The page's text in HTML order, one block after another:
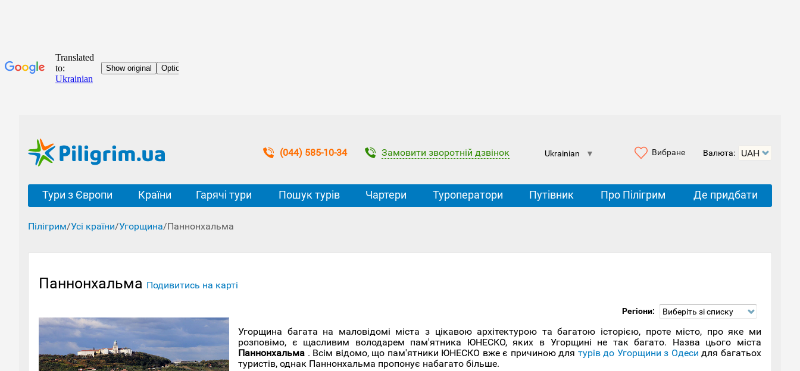
(044) 585-10-34 Замовити зворотній дзвінок Ukrainian ▼ Вибране Валюта:
Тури з Європи Країни Гарячі тури Пошук турів Чартери Туроператори Путівник Про Пілігрим Де придбати
Пілігрим/Усі країни/Угорщина/Паннонхальма
Паннонхальма Подивитись на карті
Регіони: Виберіть зі списку
Угорщина багата на маловідомі міста з цікавою архітектурою та багатою історією, проте місто, про яке ми
розповімо, є щасливим володарем пам'ятника ЮНЕСКО, яких в Угорщині не так багато. Назва цього міста
Паннонхальма . Всім відомо, що пам'ятники ЮНЕСКО вже є причиною для турів до Угорщини з Одеси для багатьох
туристів, однак Паннонхальма пропонує набагато більше.